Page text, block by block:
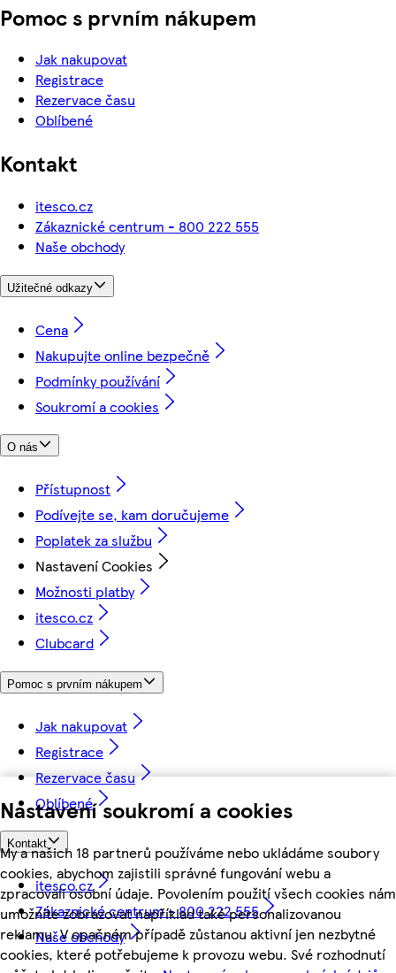
Nastavení soukromí a cookies
My a našich 18 partnerů používáme nebo ukládáme soubory
cookies, abychom zajistili správné fungování webu a
zpracovali osobní údaje. Povolením použití všech cookies nám
umožníte zobrazovat například také personalizovanou
reklamu. V opačném případě zůstanou aktivní jen nezbytné
cookies, které potřebujeme k provozu webu. Své rozhodnutí
Pomoc s prvním nákupem
Jak nakupovat
Registrace
Rezervace času
Oblíbené
Kontakt
itesco.cz
Zákaznické centrum - 800 222 555
Naše obchody
Užitečné odkazy
Cena
Nakupujte online bezpečně
Podmínky používání
Soukromí a cookies
O nás
Přístupnost
Podívejte se, kam doručujeme
Poplatek za službu
Nastavení Cookies
Možnosti platby
itesco.cz
Clubcard
Pomoc s prvním nákupem
Jak nakupovat
Registrace
Rezervace času
Oblíbené
Kontakt
itesco.cz
Zákaznické centrum - 800 222 555
Naše obchody